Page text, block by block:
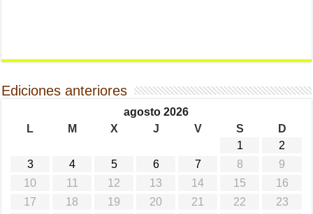
Ediciones anteriores
agosto 2026
L
M X J V S
D
1
2
3
4 5 6 7 8
9
10
11 12 13 14 15
16
17
18 19 20 21 22
23